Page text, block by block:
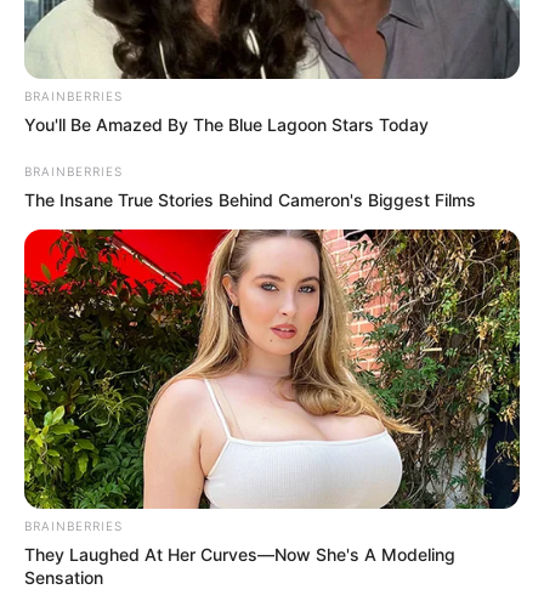
Про це Мирослав Білецький написав на своїй
сторінці у Facebook у відповідь на запит ріднх
BRAINBERRIES
You'll Be Amazed By The Blue Lagoon Stars Today
BRAINBERRIES
The Insane True Stories Behind Cameron's Biggest Films
BRAINBERRIES
They Laughed At Her Curves—Now She's A Modeling
Sensation